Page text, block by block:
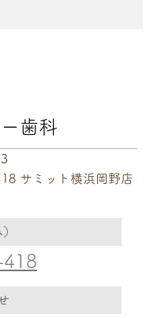
歯科
サミット横浜岡野店